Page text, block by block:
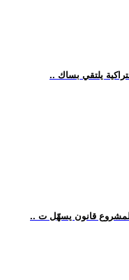
يلتقي بساك
لمشروع قانون يسهّل ت